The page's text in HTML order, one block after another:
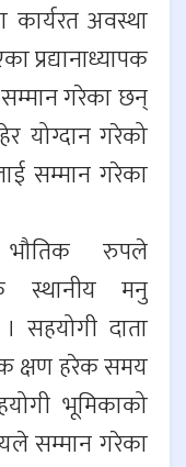
कार्यरत अवस्था
प्रद्यानाध्यापक
सम्मान गरेका छन्
योग्दान गरेको
सम्मान गरेका
भौतिक रुपले
स्थानीय मनु
सहयोगी दाता
क्षण हरेक समय
भूमिकाको
सम्मान गरेका